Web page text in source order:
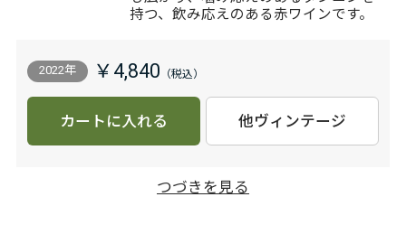
持つ、飲み応えのある赤ワインです。
2022年 ￥4,840
カートに入れる 他ヴィンテージ
つづきを見る